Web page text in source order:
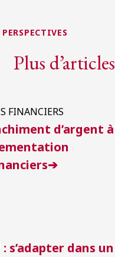
Plus d’articles
FINANCIERS
d’argent à
: s’adapter dans un